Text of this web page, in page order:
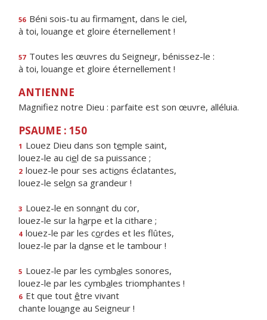
56 Béni sois-tu au firmament, dans le ciel,
à toi, louange et gloire éternellement !
57 Toutes les œuvres du Seigneur, bénissez-le :
à toi, louange et gloire éternellement !
ANTIENNE
Magnifiez notre Dieu : parfaite est son œuvre, alléluia.
PSAUME : 150
1 Louez Dieu dans son temple saint,
louez-le au ciel de sa puissance ;
2 louez-le pour ses actions éclatantes,
louez-le selon sa grandeur !
3 Louez-le en sonnant du cor,
louez-le sur la harpe et la cithare ;
4 louez-le par les cordes et les flûtes,
louez-le par la danse et le tambour !
5 Louez-le par les cymbales sonores,
louez-le par les cymbales triomphantes !
6 Et que tout être vivant
chante louange au Seigneur !